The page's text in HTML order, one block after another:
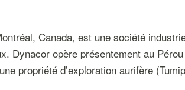
Canada, est une société
Dynacor opère présentement au
propriété d’exploration aurifère